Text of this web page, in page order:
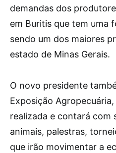
demandas dos
em Buritis que tem uma
sendo um dos maiores
estado de Minas Gerais.
O novo presidente
Exposição
realizada e contará com
animais, palestras,
que irão movimentar a